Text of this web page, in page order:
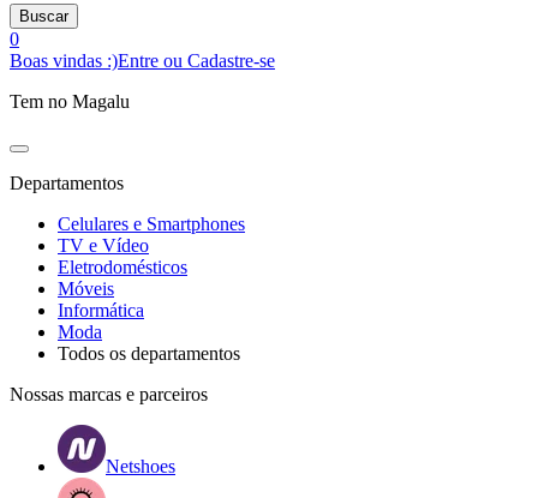
Buscar
0
Boas vindas :)Entre ou Cadastre-se
Tem no Magalu
Departamentos
Celulares e Smartphones
TV e Vídeo
Eletrodomésticos
Móveis
Informática
Moda
Todos os departamentos
Nossas marcas e parceiros
Netshoes